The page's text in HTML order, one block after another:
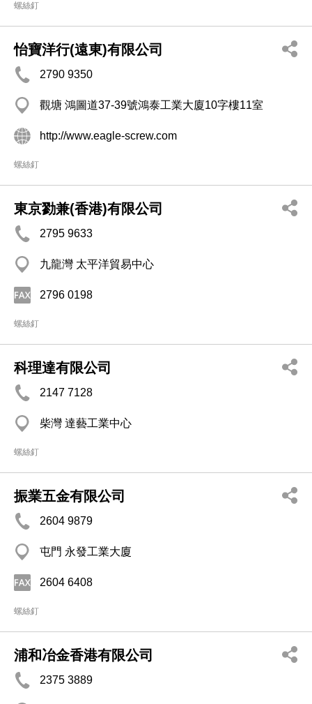
螺絲釘
怡寶洋行(遠東)有限公司
2790 9350
觀塘 鴻圖道37-39號鴻泰工業大廈10字樓11室
http://www.eagle-screw.com
螺絲釘
東京勠兼(香港)有限公司
2795 9633
九龍灣 太平洋貿易中心
2796 0198
螺絲釘
科理達有限公司
2147 7128
柴灣 達藝工業中心
螺絲釘
振業五金有限公司
2604 9879
屯門 永發工業大廈
2604 6408
螺絲釘
浦和冶金香港有限公司
2375 3889